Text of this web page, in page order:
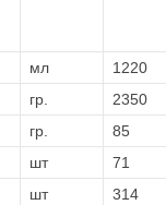
мл
1220
гр.
2350
гр.
85
шт
71
шт
314